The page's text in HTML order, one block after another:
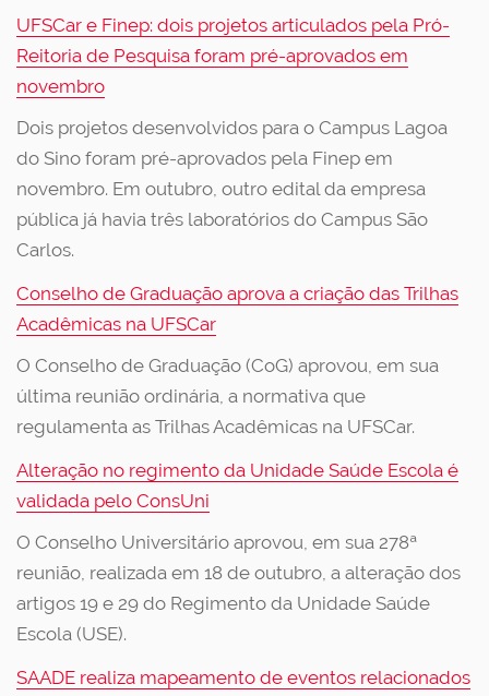
UFSCar e Finep: dois projetos articulados pela Pró-
Reitoria de Pesquisa foram pré-aprovados em
novembro
Dois projetos desenvolvidos para o Campus Lagoa
do Sino foram pré-aprovados pela Finep em
novembro. Em outubro, outro edital da empresa
pública já havia três laboratórios do Campus São
Carlos.
Conselho de Graduação aprova a criação das Trilhas
Acadêmicas na UFSCar
O Conselho de Graduação (CoG) aprovou, em sua
última reunião ordinária, a normativa que
regulamenta as Trilhas Acadêmicas na UFSCar.
Alteração no regimento da Unidade Saúde Escola é
validada pelo ConsUni
O Conselho Universitário aprovou, em sua 278ª
reunião, realizada em 18 de outubro, a alteração dos
artigos 19 e 29 do Regimento da Unidade Saúde
Escola (USE).
SAADE realiza mapeamento de eventos relacionados